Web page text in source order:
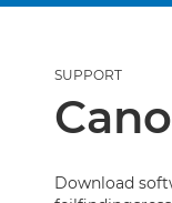
SUPPORT
Download